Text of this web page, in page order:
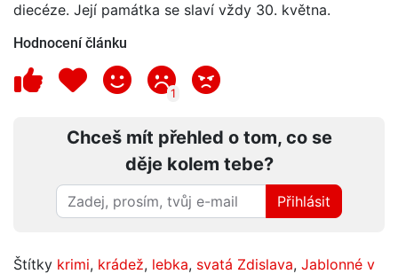
diecéze. Její památka se slaví vždy 30. května.
Hodnocení článku
1
Chceš mít přehled o tom, co se
děje kolem tebe?
Přihlásit
Štítky krimi, krádež, lebka, svatá Zdislava, Jablonné v